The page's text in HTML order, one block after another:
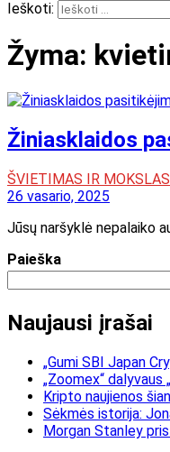
Ieškoti:
Žyma:
Žiniasklaidos
ŠVIETIMAS IR MOKSLAS
26 vasario, 2025
Jūsų naršyklė nepalaiko
Paieška
Naujausi įrašai
„Gumi SBI Japan
„Zoomex“
Kripto naujienos
Sėkmės istorija:
Morgan Stanley